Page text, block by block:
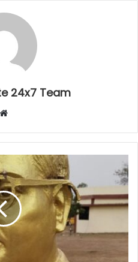
24x7 Team
Website